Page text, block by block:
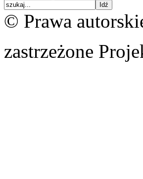
© Prawa
zastrzeżone